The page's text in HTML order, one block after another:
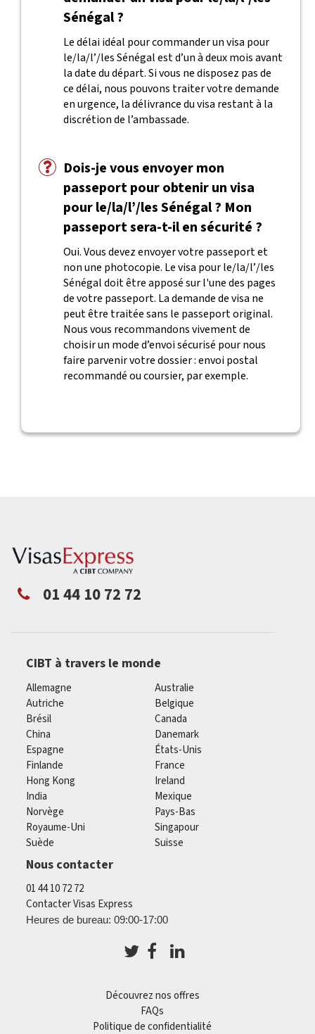
Sénégal ?
Le délai idéal pour commander un visa pour
le/la/l’/les Sénégal est d’un à deux mois avant
la date du départ. Si vous ne disposez pas de
ce délai, nous pouvons traiter votre demande
en urgence, la délivrance du visa restant à la
discrétion de l’ambassade.
Dois-je vous envoyer mon
passeport pour obtenir un visa
pour le/la/l’/les Sénégal ? Mon
passeport sera-t-il en sécurité ?
Oui. Vous devez envoyer votre passeport et
non une photocopie. Le visa pour le/la/l’/les
Sénégal doit être apposé sur l'une des pages
de votre passeport. La demande de visa ne
peut être traitée sans le passeport original.
Nous vous recommandons vivement de
choisir un mode d’envoi sécurisé pour nous
faire parvenir votre dossier : envoi postal
recommandé ou coursier, par exemple.
01 44 10 72 72
CIBT à travers le monde
Allemagne
Australie
Autriche
Belgique
Brésil
Canada
China
Danemark
Espagne
États-Unis
Finlande
France
Hong Kong
Ireland
India
Mexique
Norvège
Pays-Bas
Royaume-Uni
Singapour
Suède
Suisse
Nous contacter
01 44 10 72 72
Contacter Visas Express
Heures de bureau: 09:00-17:00
Découvrez nos offres
FAQs
Politique de confidentialité